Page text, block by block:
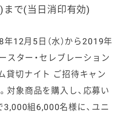
で(当日消印有効)
12月5日（水）から2019年
スター・セレブレーション
貸切ナイト ご招待キャン
対象商品を購入し、応募い
組6,000名様に、ユニ